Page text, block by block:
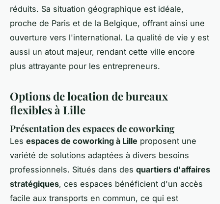
réduits. Sa situation géographique est idéale,
proche de Paris et de la Belgique, offrant ainsi une
ouverture vers l'international. La qualité de vie y est
aussi un atout majeur, rendant cette ville encore
plus attrayante pour les entrepreneurs.
Options de location de bureaux
flexibles à Lille
Présentation des espaces de coworking
Les espaces de coworking à Lille proposent une
variété de solutions adaptées à divers besoins
professionnels. Situés dans des quartiers d'affaires
stratégiques, ces espaces bénéficient d'un accès
facile aux transports en commun, ce qui est